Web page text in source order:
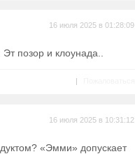
16 июля 2025 в 01:28:09
позор и клоунада..
|
16 июля 2025 в 10:31:12
«Эмми» допускает